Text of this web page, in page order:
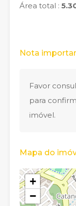
Área total :
Nota
Favor
para
imóvel.
Mapa do
+
−